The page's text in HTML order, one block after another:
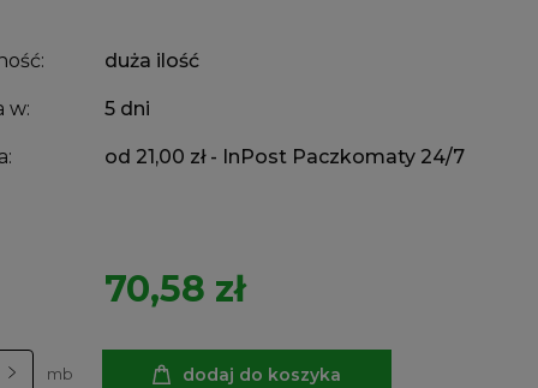
duża ilość
w: 5 dni
od 21,00 zł - InPost Paczkomaty 24/7
70,58 zł
mb dodaj do koszyka